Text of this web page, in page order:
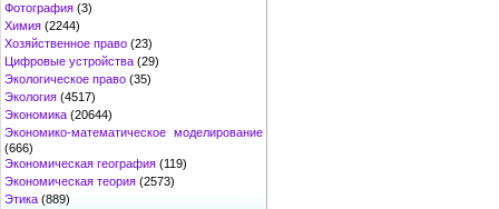
Фотография (3)
Химия (2244)
Хозяйственное право (23)
Цифровые устройства (29)
Экологическое право (35)
Экология (4517)
Экономика (20644)
Экономико-математическое моделирование
(666)
Экономическая география (119)
Экономическая теория (2573)
Этика (889)